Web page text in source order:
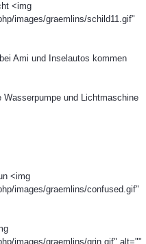
<img
images/graemlins/schild11.gif"
Ami und Inselautos kommen
Wasserpumpe und Lichtmaschine
<img
images/graemlins/confused.gif"
images/graemlins/grin.gif" alt=""